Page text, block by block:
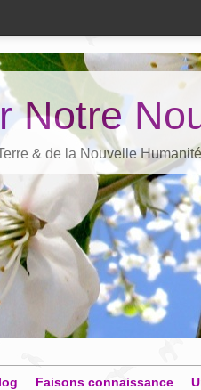
Notre
& de la Nouvelle Humanité
Faisons connaissance